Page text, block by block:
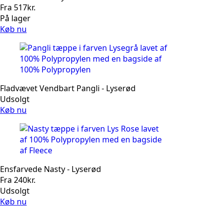
Fra 517kr.
På lager
Køb nu
Fladvævet Vendbart Pangli - Lyserød
Udsolgt
Køb nu
Ensfarvede Nasty - Lyserød
Fra 240kr.
Udsolgt
Køb nu